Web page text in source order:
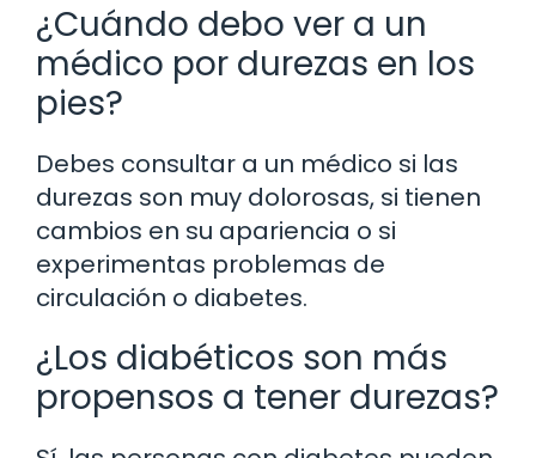
¿Cuándo debo ver a un
médico por durezas en los
pies?
Debes consultar a un médico si las
durezas son muy dolorosas, si tienen
cambios en su apariencia o si
experimentas problemas de
circulación o diabetes.
¿Los diabéticos son más
propensos a tener durezas?